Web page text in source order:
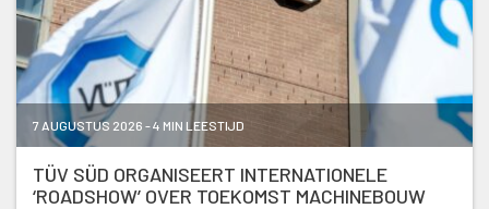
7 AUGUSTUS 2026 - 4 MIN LEESTIJD
TÜV SÜD ORGANISEERT INTERNATIONELE
‘ROADSHOW’ OVER TOEKOMST MACHINEBOUW